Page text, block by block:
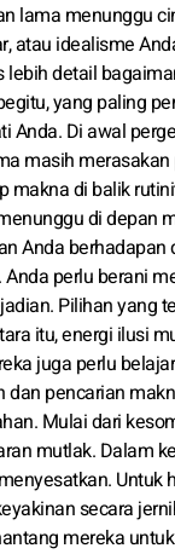
lama menunggu
atau idealisme
detail
yang paling
Di awal
masih
di balik
di depan
Anda
perlu berani
Pilihan yang
itu, energi ilusi
juga perlu
pencarian
Mulai dari
mutlak. Dalam
Untuk
secara
mereka